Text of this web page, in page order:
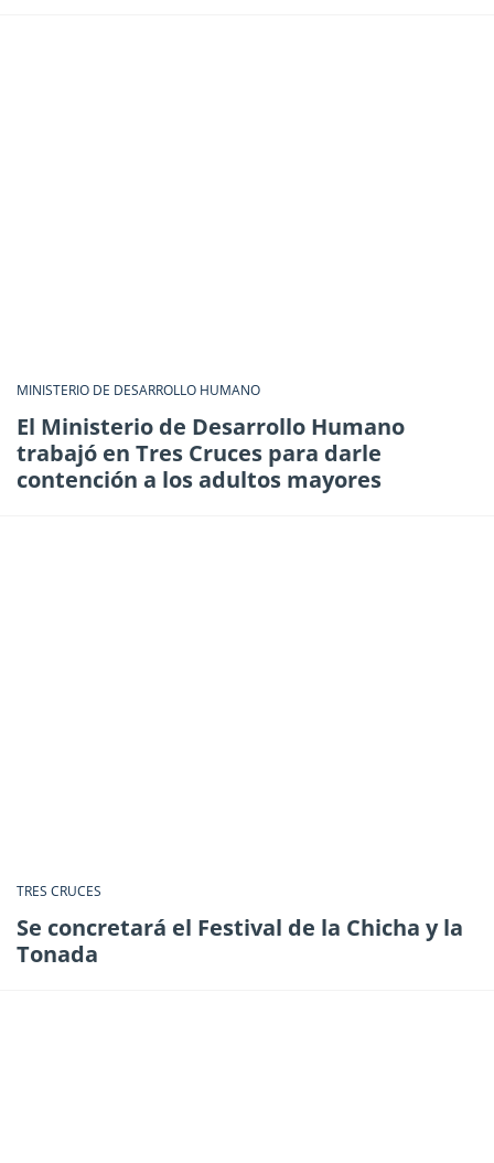
MINISTERIO DE DESARROLLO HUMANO
El Ministerio de Desarrollo Humano
trabajó en Tres Cruces para darle
contención a los adultos mayores
TRES CRUCES
Se concretará el Festival de la Chicha y la
Tonada